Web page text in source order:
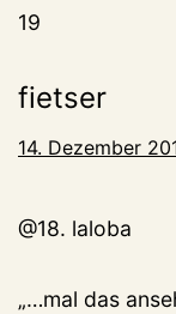
19
fietser
14. Dezember
@18. laloba
„…mal das